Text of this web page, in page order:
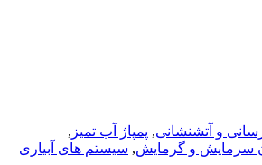
و آتشنشانی, پمپاژ آب تمیز ,
سرمایش و گرمایش, سیستم های آبیاری